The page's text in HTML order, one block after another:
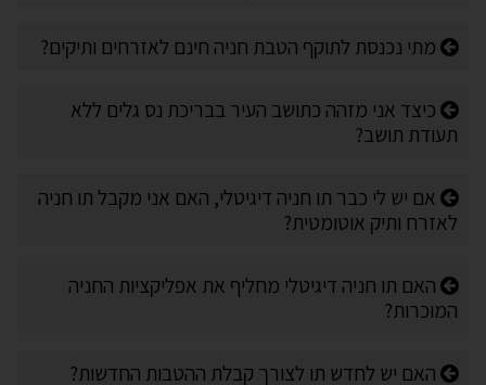
מתי נכנסת לתוקף הטבת חניה חינם לאזרחים ותיקים?
כיצד אני מזהה כתושב העיר בבריכת נס גלים ללא
תעודת תושב?
אם יש לי כבר תו חניה דיגיטלי, האם אני מקבל תו חניה
לאזרח ותיק אוטומטית?
האם תו חניה דיגיטלי מחליף את אפליקציות החניה
המוכרות?
האם יש לחדש תו לצורך קבלת ההטבות החדשות?